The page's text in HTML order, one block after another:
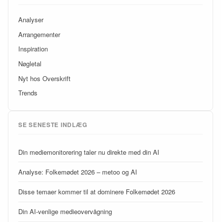
Analyser
Arrangementer
Inspiration
Nøgletal
Nyt hos Overskrift
Trends
SE SENESTE INDLÆG
Din mediemonitorering taler nu direkte med din AI
Analyse: Folkemødet 2026 – metoo og AI
Disse temaer kommer til at dominere Folkemødet 2026
Din AI-venlige medieovervågning